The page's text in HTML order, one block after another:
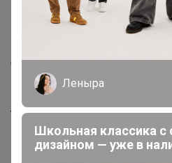
Как сделать заказ?
Доставка
Шоурумы
Торговые марки
Наша команда
Леныра
Школьная классика
дизайном — уже в